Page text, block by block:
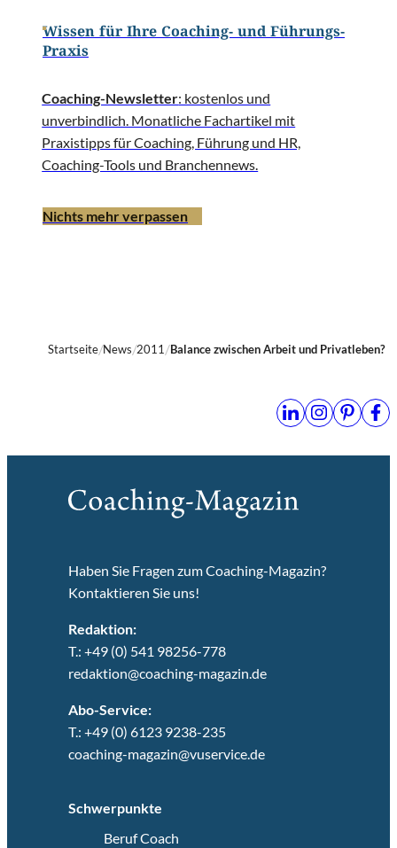
Wissen für Ihre Coaching- und Führungs-
Praxis
Coaching-Newsletter: kostenlos und
unverbindlich. Monatliche Fachartikel mit
Praxistipps für Coaching, Führung und HR,
Coaching-Tools und Branchennews.
Nichts mehr verpassen
Startseite News 2011 Balance zwischen Arbeit und Privatleben?
Haben Sie Fragen zum Coaching-Magazin?
Kontaktieren Sie uns!
Redaktion:
T.: +49 (0) 541 98256-778
redaktion@coaching-magazin.de
Abo-Service:
T.: +49 (0) 6123 9238-235
coaching-magazin@vuservice.de
Schwerpunkte
Beruf Coach